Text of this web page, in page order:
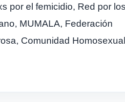
por el femicidio, Red por los
MUMALA, Federación
Comunidad Homosexual